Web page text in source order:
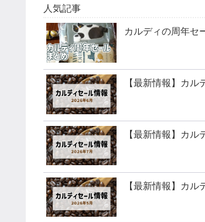
人気記事
カルディの周年セ
【最新情報】カル
【最新情報】カル
【最新情報】カル